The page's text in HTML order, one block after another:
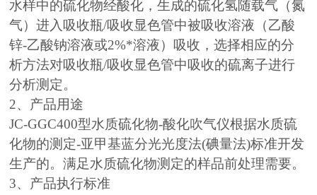
水样中的硫化物经酸化，生成的硫化氢随载气（氮
气）进入吸收瓶/吸收显色管中被吸收溶液（乙酸
锌-乙酸钠溶液或2%*溶液）吸收，选择相应的分
析方法对吸收瓶/吸收显色管中吸收的硫离子进行
分析测定。
2、产品用途
JC-GGC400型水质硫化物-酸化吹气仪根据水质硫
化物的测定-亚甲基蓝分光光度法(碘量法)标准开发
生产的。满足水质硫化物测定的样品前处理需要。
3、产品执行标准